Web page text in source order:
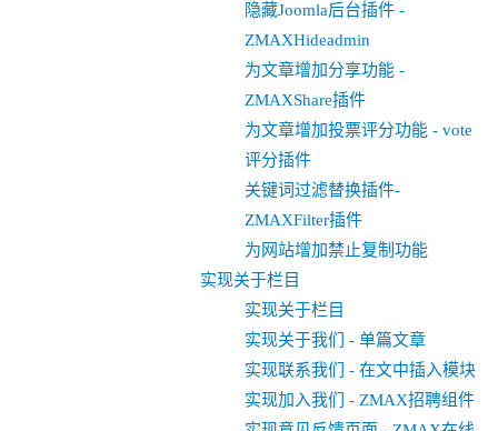
隐藏Joomla后台插件 -
ZMAXHideadmin
为文章增加分享功能 -
ZMAXShare插件
为文章增加投票评分功能 - vote
评分插件
关键词过滤替换插件-
ZMAXFilter插件
为网站增加禁止复制功能
实现关于栏目
实现关于栏目
实现关于我们 - 单篇文章
实现联系我们 - 在文中插入模块
实现加入我们 - ZMAX招聘组件